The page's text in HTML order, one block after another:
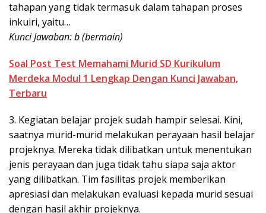
tahapan yang tidak termasuk dalam tahapan proses
inkuiri, yaitu…
Kunci Jawaban: b (bermain)
Soal Post Test Memahami Murid SD Kurikulum
Merdeka Modul 1 Lengkap Dengan Kunci Jawaban,
Terbaru
3. Kegiatan belajar projek sudah hampir selesai. Kini,
saatnya murid-murid melakukan perayaan hasil belajar
projeknya. Mereka tidak dilibatkan untuk menentukan
jenis perayaan dan juga tidak tahu siapa saja aktor
yang dilibatkan. Tim fasilitas projek memberikan
apresiasi dan melakukan evaluasi kepada murid sesuai
dengan hasil akhir projeknya.